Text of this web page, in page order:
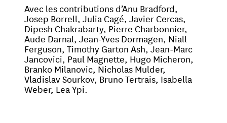
Avec les contributions d’Anu Bradford,
Josep Borrell, Julia Cagé, Javier Cercas,
Dipesh Chakrabarty, Pierre Charbonnier,
Aude Darnal, Jean-Yves Dormagen, Niall
Ferguson, Timothy Garton Ash, Jean-Marc
Jancovici, Paul Magnette, Hugo Micheron,
Branko Milanovic, Nicholas Mulder,
Vladislav Sourkov, Bruno Tertrais, Isabella
Weber, Lea Ypi.